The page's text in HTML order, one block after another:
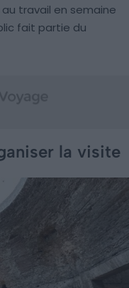
travail en semaine
fait partie du
la visite